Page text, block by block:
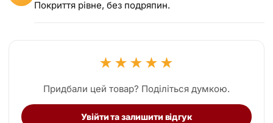
Покриття рівне, без подряпин.
★ ★ ★ ★ ★
Придбали цей товар? Поділіться думкою.
Увійти та залишити відгук